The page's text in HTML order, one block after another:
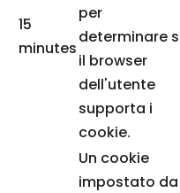
15
minutes
per
determinare
il browser
dell'utente
supporta i
cookie.
Un cookie
impostato da